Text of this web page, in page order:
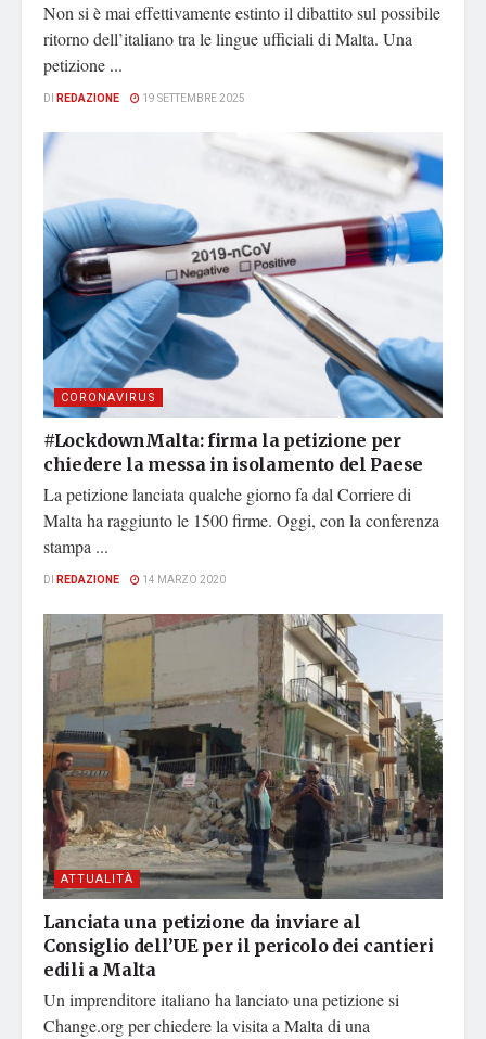
Non si è mai effettivamente estinto il dibattito sul possibile
ritorno dell’italiano tra le lingue ufficiali di Malta. Una
petizione ...
DI REDAZIONE 19 SETTEMBRE 2025
CORONAVIRUS
#LockdownMalta: firma la petizione per
chiedere la messa in isolamento del Paese
La petizione lanciata qualche giorno fa dal Corriere di
Malta ha raggiunto le 1500 firme. Oggi, con la conferenza
stampa ...
DI REDAZIONE 14 MARZO 2020
ATTUALITÀ
Lanciata una petizione da inviare al
Consiglio dell’UE per il pericolo dei cantieri
edili a Malta
Un imprenditore italiano ha lanciato una petizione si
Change.org per chiedere la visita a Malta di una